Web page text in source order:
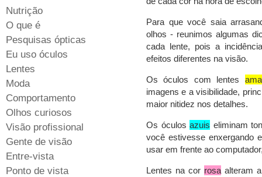
Para que você saia
olhos - reunimos algumas
cada lente, pois a
efeitos diferentes na visão.
Os óculos com lentes
imagens e a visibilidade,
maior nitidez nos detalhes.
Os óculosazuis eliminam
você estivesse enxergando
usar em frente ao
Lentes na cor rosaalteram a
Nutrição
O que é
Pesquisas ópticas
Eu uso óculos
Lentes
Moda
Comportamento
Olhos curiosos
Visão profissional
Gente de visão
Entre-vista
Ponto de vista